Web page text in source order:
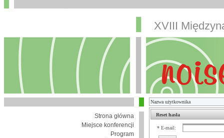
XVIII
Strona główna
Miejsce konferencji
Program
Reset hasła
* E-mail: